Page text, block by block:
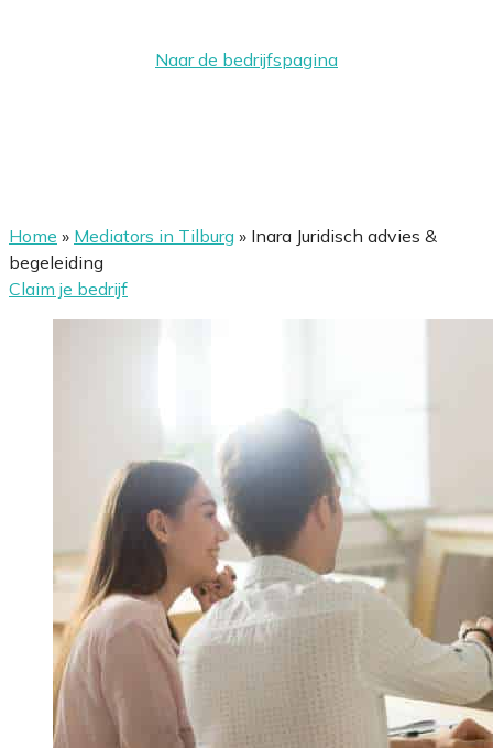
Naar de bedrijfspagina
Home » Mediators in Tilburg » Inara Juridisch advies &
begeleiding
Claim je bedrijf